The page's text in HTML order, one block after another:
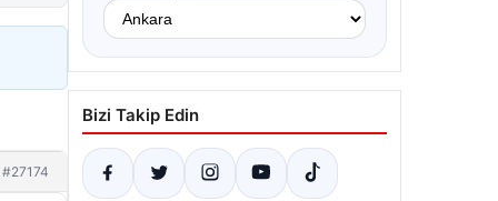
#27174
Bizi Takip Edin